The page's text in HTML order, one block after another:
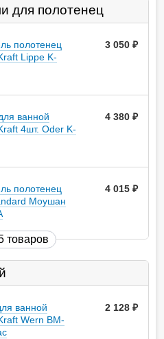
для полотенец
полотенец
Lippe K-
3 050
ванной
4шт. Oder K-
4 380
полотенец
Моушан
4 015
товаров
ванной
Wern BM-
2 128